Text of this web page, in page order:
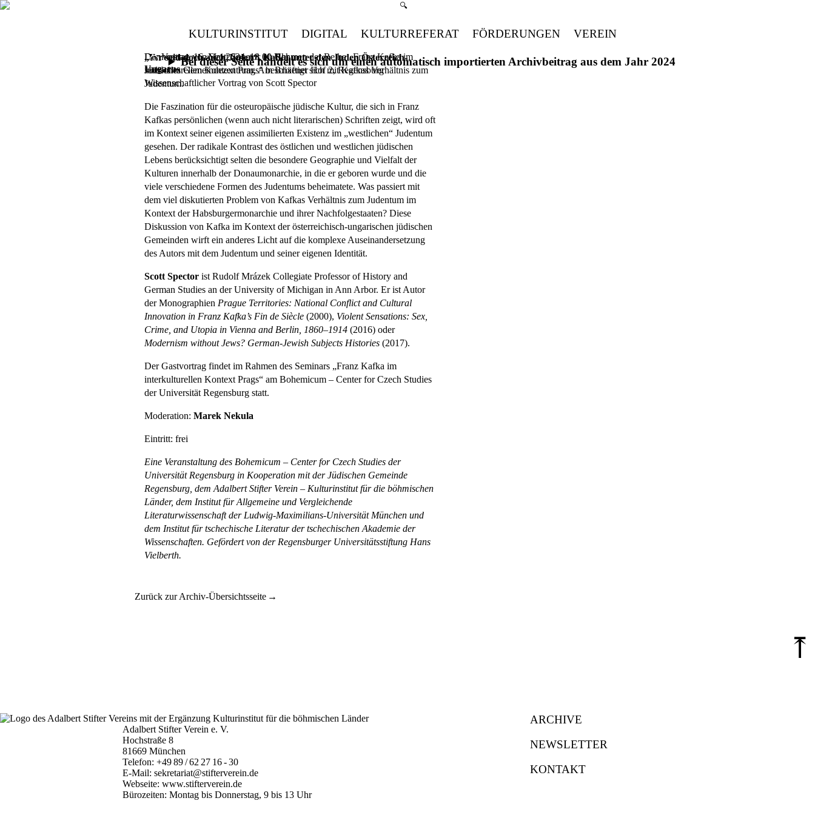
Suchmenü öffnen
🔍
KULTURINSTITUT DIGITAL KULTURREFERAT FÖRDERUNGEN VEREIN
Bei dieser Seite handelt es sich um einen automatisch importierten Archivbeitrag aus dem Jahr 2024
„Ihr seid doch auch Juden“. Kafka unter den Juden Österreich-
Ungarns
Wissenschaftlicher Vortrag von Scott Spector
Der Vortrag von Scott Spector im Rahmen der Reihe „Franz Kafka im
interkulturellen Kontext Prags“ beschäftigt sich mit Kafkas Verhältnis zum
Judentum.
Die Faszination für die osteuropäische jüdische Kultur, die sich in Franz
Kafkas persönlichen (wenn auch nicht literarischen) Schriften zeigt, wird oft
im Kontext seiner eigenen assimilierten Existenz im „westlichen“ Judentum
gesehen. Der radikale Kontrast des östlichen und westlichen jüdischen
Lebens berücksichtigt selten die besondere Geographie und Vielfalt der
Kulturen innerhalb der Donaumonarchie, in die er geboren wurde und die
viele verschiedene Formen des Judentums beheimatete. Was passiert mit
dem viel diskutierten Problem von Kafkas Verhältnis zum Judentum im
Kontext der Habsburgermonarchie und ihrer Nachfolgestaaten? Diese
Diskussion von Kafka im Kontext der österreichisch-ungarischen jüdischen
Gemeinden wirft ein anderes Licht auf die komplexe Auseinandersetzung
des Autors mit dem Judentum und seiner eigenen Identität.
Scott Spectorist Rudolf Mrázek Collegiate Professor of History and
German Studies an der University of Michigan in Ann Arbor. Er ist Autor
der Monographien Prague Territories: National Conflict and Cultural
Innovation in Franz Kafka’s Fin de Siècle(2000), Violent Sensations: Sex,
Crime, and Utopia in Vienna and Berlin, 1860–1914(2016) oder
Modernism without Jews? German-Jewish Subjects Histories(2017).
Der Gastvortrag findet im Rahmen des Seminars „Franz Kafka im
interkulturellen Kontext Prags“ am Bohemicum – Center for Czech Studies
der Universität Regensburg statt.
Moderation: Marek Nekula
Eintritt: frei
Eine Veranstaltung desBohemicum – Center for Czech Studies der
Universität Regensburg in Kooperation mit der Jüdischen Gemeinde
Regensburg, dem Adalbert Stifter Verein – Kulturinstitut für die böhmischen
Länder, dem Institut für Allgemeine und Vergleichende
Literaturwissenschaft der Ludwig-Maximilians-Universität München und
dem Institut für tschechische Literatur der tschechischen Akademie der
Wissenschaften. Gefördert von der Regensburger Universitätsstiftung Hans
Vielberth.
Donnerstag, 16. Mai 2024,18.00 Uhr
Jüdisches Gemeindezentrum, Am Brixener Hof 2, Regensburg
Zurück zur Archiv-Übersichtsseite
⤒
Adalbert Stifter Verein e. V.
Hochstraße 8
81669 München
Telefon:+49 89 / 62 27 16 - 30
E-Mail:sekretariat@stifterverein.de
Webseite:www.stifterverein.de
Bürozeiten: Montag bis Donnerstag, 9 bis 13 Uhr
ARCHIVE
NEWSLETTER
KONTAKT